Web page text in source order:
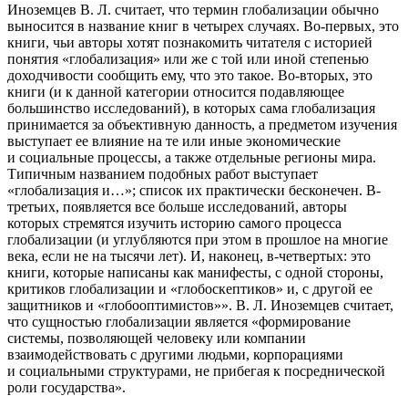
Иноземцев В. Л. считает, что термин глобализации обычно
выносится в название книг в четырех случаях. Во-первых, это
книги, чьи авторы хотят познакомить читателя с историей
понятия «глобализация» или же с той или иной степенью
доходчивости сообщить ему, что это такое. Во-вторых, это
книги (и к данной категории относится подавляющее
большинство исследований), в которых сама глобализация
принимается за объективную данность, а предметом изучения
выступает ее влияние на те или иные экономические
и социальные процессы, а также отдельные регионы мира.
Типичным названием подобных работ выступает
«глобализация и…»; список их практически бесконечен. В-
третьих, появляется все больше исследований, авторы
которых стремятся изучить историю самого процесса
глобализации (и углубляются при этом в прошлое на многие
века, если не на тысячи лет). И, наконец, в-четвертых: это
книги, которые написаны как манифесты, с одной стороны,
критиков глобализации и «глобоскептиков» и, с другой ее
защитников и «глобооптимистов»». В. Л. Иноземцев считает,
что сущностью глобализации является «формирование
системы, позволяющей человеку или компании
взаимодействовать с другими людьми, корпорациями
и социальными структурами, не прибегая к посреднической
роли государства».